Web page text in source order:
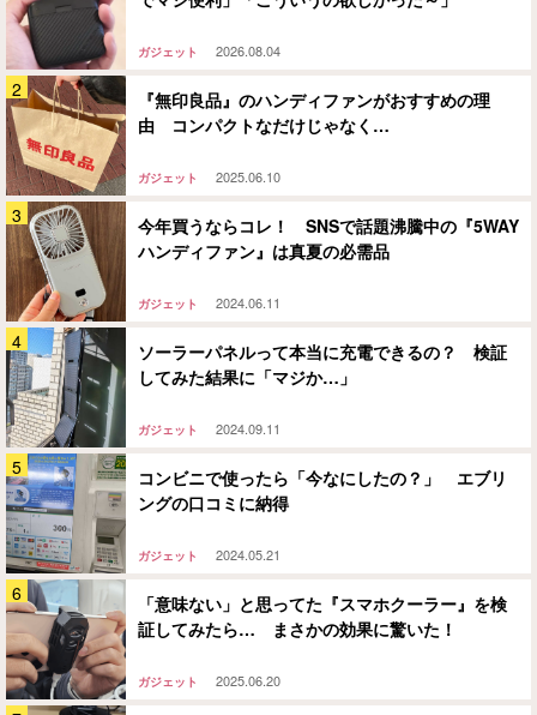
ガジェット 2026.08.04
『無印良品』のハンディファンがおすすめの理
由 コンパクトなだけじゃなく…
ガジェット 2025.06.10
今年買うならコレ！ SNSで話題沸騰中の『5WAY
ハンディファン』は真夏の必需品
ガジェット 2024.06.11
ソーラーパネルって本当に充電できるの？ 検証
してみた結果に「マジか…」
ガジェット 2024.09.11
コンビニで使ったら「今なにしたの？」 エブリ
ングの口コミに納得
ガジェット 2024.05.21
「意味ない」と思ってた『スマホクーラー』を検
証してみたら… まさかの効果に驚いた！
ガジェット 2025.06.20